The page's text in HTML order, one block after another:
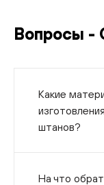
Вопросы -
Какие
штанов?
На что